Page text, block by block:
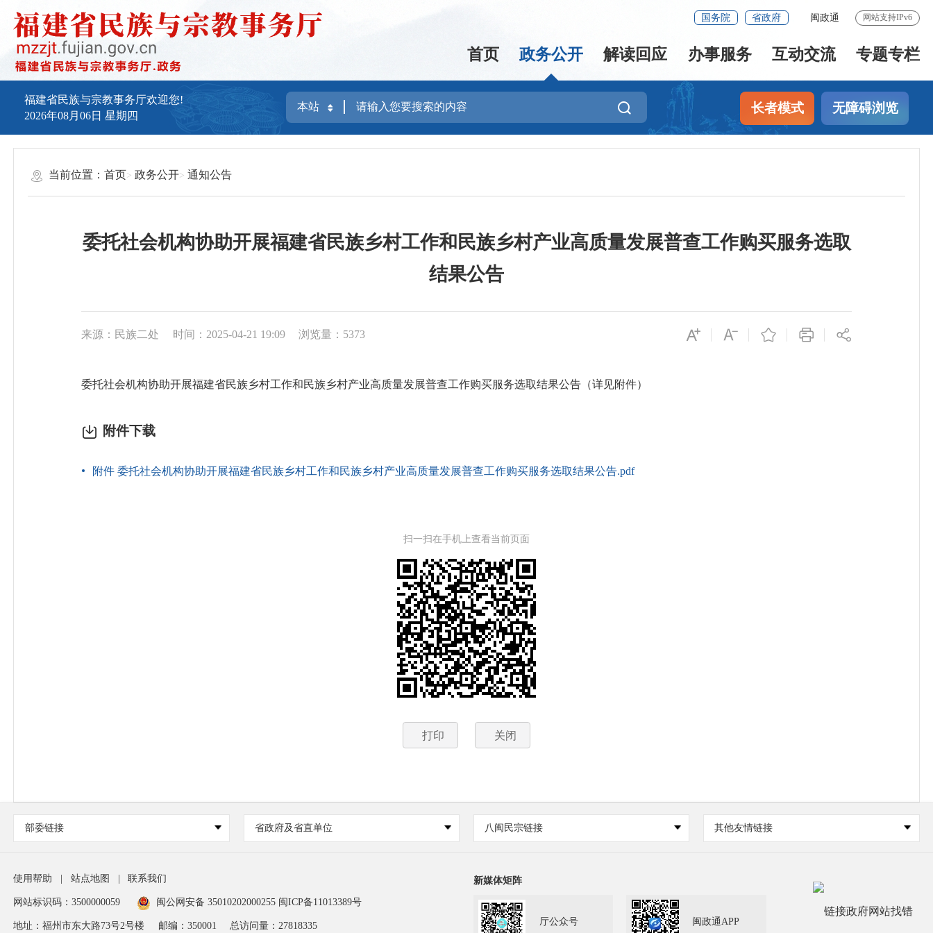
国务院 省政府 闽政通 网站支持IPv6
首页 政务公开 解读回应 办事服务 互动交流 专题专栏
福建省民族与宗教事务厅欢迎您!
2026年08月06日 星期四
长者模式 无障碍浏览
当前位置：首页 政务公开 通知公告
委托社会机构协助开展福建省民族乡村工作和民族乡村产业高质量发展普查工作购买服务选取
结果公告
来源：民族二处 时间：2025-04-21 19:09 浏览量：5373
委托社会机构协助开展福建省民族乡村工作和民族乡村产业高质量发展普查工作购买服务选取结果公告（详见附件）
附件下载
附件 委托社会机构协助开展福建省民族乡村工作和民族乡村产业高质量发展普查工作购买服务选取结果公告.pdf
扫一扫在手机上查看当前页面
打印 关闭
部委链接 省政府及省直单位 八闽民宗链接 其他友情链接
使用帮助 | 站点地图 | 联系我们
网站标识码：3500000059 闽公网安备 35010202000255 闽ICP备11013389号
地址：福州市东大路73号2号楼 邮编：350001 总访问量： 27818335
新媒体矩阵
厅公众号 闽政通APP